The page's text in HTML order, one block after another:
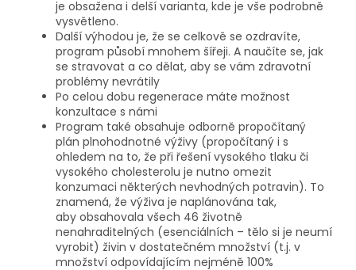
je obsažena i delší varianta, kde je vše podrobně
vysvětleno.
Další výhodou je, že se celkově se ozdravíte,
program působí mnohem šířeji. A naučíte se, jak
se stravovat a co dělat, aby se vám zdravotní
problémy nevrátily
Po celou dobu regenerace máte možnost
konzultace s námi
Program také obsahuje odborně propočítaný
plán plnohodnotné výživy (propočítaný i s
ohledem na to, že při řešení vysokého tlaku či
vysokého cholesterolu je nutno omezit
konzumaci některých nevhodných potravin). To
znamená, že výživa je naplánována tak,
aby obsahovala všech 46 životně
nenahraditelných (esenciálních – tělo si je neumí
vyrobit) živin v dostatečném množství (t.j. v
množství odpovídajícím nejméně 100%